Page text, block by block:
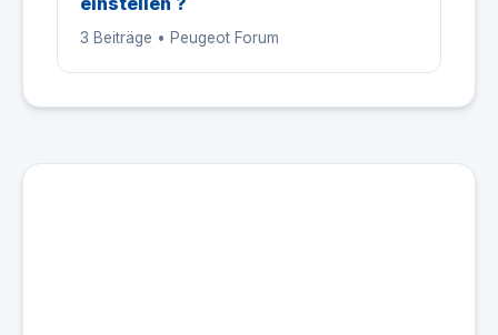
3 Beiträge • Peugeot Forum